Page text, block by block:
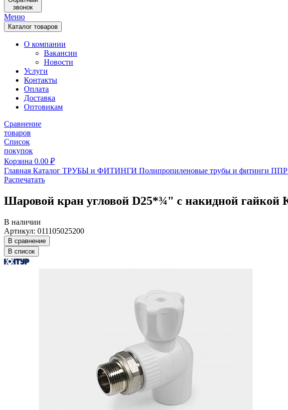
звонок
Меню
Каталог товаров
О компании
Вакансии
Новости
Услуги
Контакты
Оплата
Доставка
Оптовикам
Сравнение
товаров
Список
покупок
Корзина 0.00 ₽
Главная Каталог ТРУБЫ и ФИТИНГИ Полипропиленовые трубы и фитинги ППР
Распечатать
Шаровой кран угловой D25*¾" с накидной гайкой
В наличии
Артикул: 011105025200
В сравнение
В список